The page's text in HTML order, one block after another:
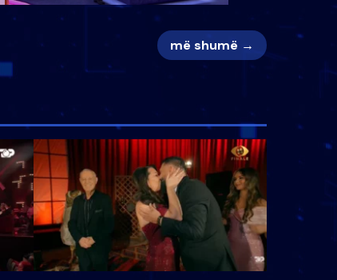
më shumë →